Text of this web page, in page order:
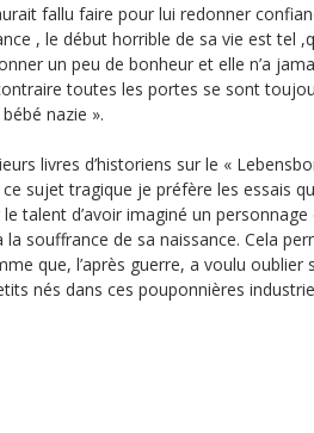
fallu faire pour lui redonner
, le début horrible de sa vie est tel
un peu de bonheur et elle n’a
toutes les portes se sont
nazie ».
livres d’historiens sur le «
sujet tragique je préfère les essais
talent d’avoir imaginé un
la souffrance de sa naissance. Cela
que, l’après guerre, a voulu
nés dans ces pouponnières